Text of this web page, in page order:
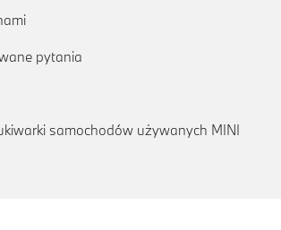
pytania
samochodów używanych MINI